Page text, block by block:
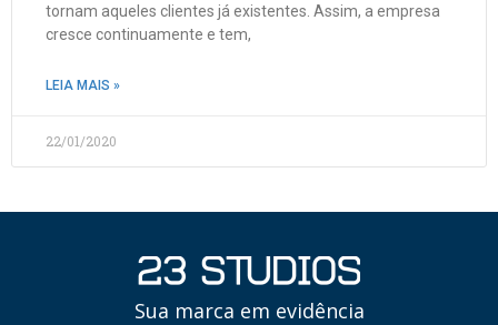
tornam aqueles clientes já existentes. Assim, a empresa
cresce continuamente e tem,
LEIA MAIS »
22/01/2020
Sua marca em evidência